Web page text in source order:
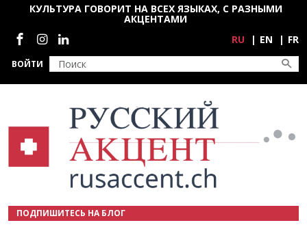
Перейти к основному содержанию
ВОЙТИ
КУЛЬТУРА ГОВОРИТ НА ВСЕХ ЯЗЫКАХ, С РАЗНЫМИ
АКЦЕНТАМИ
Социальные сети
RU EN FR
ПОДПИШИТЕСЬ НА БЛОГ